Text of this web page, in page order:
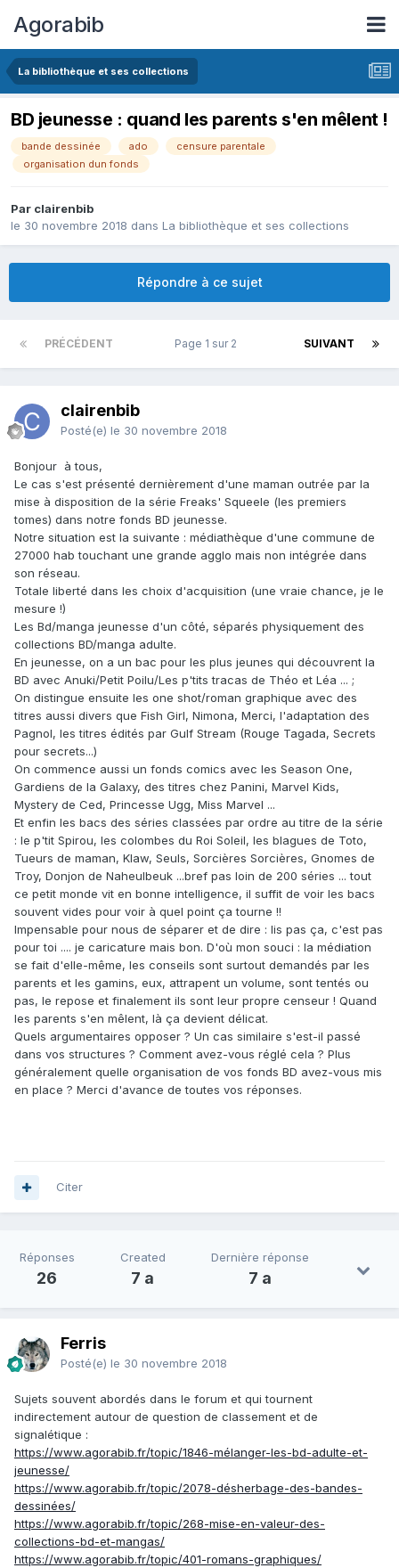
Agorabib
La bibliothèque et ses collections
BD jeunesse : quand les parents s'en mêlent !
bande dessinée ado
censure parentale
organisation dun fonds
Par clairenbib
le 30 novembre 2018 dans La bibliothèque et ses collections
Répondre à ce sujet
PRÉCÉDENT SUIVANT
Page 1 sur 2
clairenbib
Posté(e) le 30 novembre 2018
Bonjour à tous,
Le cas s'est présenté dernièrement d'une maman outrée par la
mise à disposition de la série Freaks' Squeele (les premiers
tomes) dans notre fonds BD jeunesse.
Notre situation est la suivante : médiathèque d'une commune de
27000 hab touchant une grande agglo mais non intégrée dans
son réseau.
Totale liberté dans les choix d'acquisition (une vraie chance, je le
mesure !)
Les Bd/manga jeunesse d'un côté, séparés physiquement des
collections BD/manga adulte.
En jeunesse, on a un bac pour les plus jeunes qui découvrent la
BD avec Anuki/Petit Poilu/Les p'tits tracas de Théo et Léa ... ;
On distingue ensuite les one shot/roman graphique avec des
titres aussi divers que Fish Girl, Nimona, Merci, l'adaptation des
Pagnol, les titres édités par Gulf Stream (Rouge Tagada, Secrets
pour secrets...)
On commence aussi un fonds comics avec les Season One,
Gardiens de la Galaxy, des titres chez Panini, Marvel Kids,
Mystery de Ced, Princesse Ugg, Miss Marvel ...
Et enfin les bacs des séries classées par ordre au titre de la série
: le p'tit Spirou, les colombes du Roi Soleil, les blagues de Toto,
Tueurs de maman, Klaw, Seuls, Sorcières Sorcières, Gnomes de
Troy, Donjon de Naheulbeuk ...bref pas loin de 200 séries ... tout
ce petit monde vit en bonne intelligence, il suffit de voir les bacs
souvent vides pour voir à quel point ça tourne !!
Impensable pour nous de séparer et de dire : lis pas ça, c'est pas
pour toi .... je caricature mais bon. D'où mon souci : la médiation
se fait d'elle-même, les conseils sont surtout demandés par les
parents et les gamins, eux, attrapent un volume, sont tentés ou
pas, le repose et finalement ils sont leur propre censeur ! Quand
les parents s'en mêlent, là ça devient délicat.
Quels argumentaires opposer ? Un cas similaire s'est-il passé
dans vos structures ? Comment avez-vous réglé cela ? Plus
généralement quelle organisation de vos fonds BD avez-vous mis
en place ? Merci d'avance de toutes vos réponses.
Citer
Réponses
26
Created
7 a
Dernière réponse
7 a
Ferris
Posté(e) le 30 novembre 2018
Sujets souvent abordés dans le forum et qui tournent
indirectement autour de question de classement et de
signalétique :
https://www.agorabib.fr/topic/1846-mélanger-les-bd-adulte-et-
jeunesse/
https://www.agorabib.fr/topic/2078-désherbage-des-bandes-
dessinées/
https://www.agorabib.fr/topic/268-mise-en-valeur-des-
collections-bd-et-mangas/
https://www.agorabib.fr/topic/401-romans-graphiques/